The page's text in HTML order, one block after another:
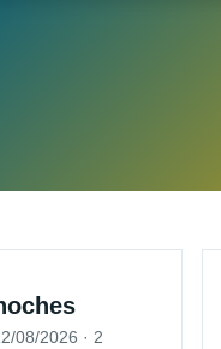
08/2026 · 2